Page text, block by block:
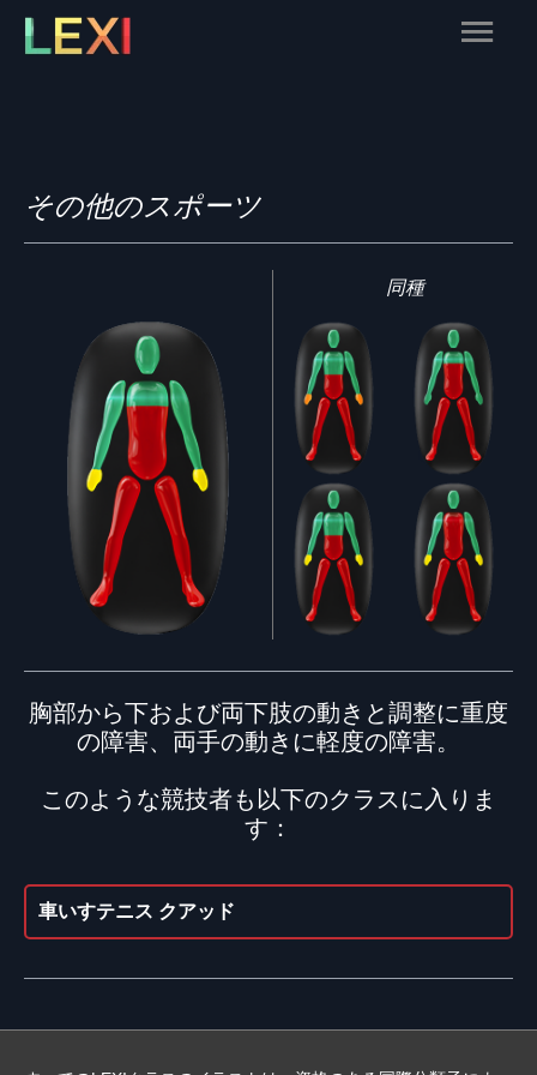
Skip
Main
その他のスポーツ
同種
胸部から下および両下肢の動きと調整に重度
の障害、両手の動きに軽度の障害。
このような競技者も以下のクラスに入りま
す：
車いすテニス クアッド